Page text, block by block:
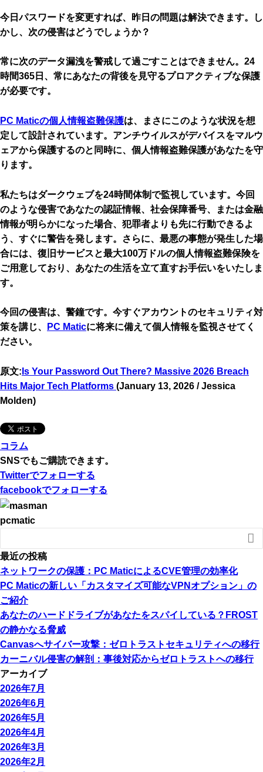
今日パスワードを変更すれば、昨日の問題は解決できます。し
かし、次の侵害はどうでしょうか？
常に次のデータ漏洩を警戒して過ごすことはできません。24
時間365日、常にあなたの背後を見守るプロアクティブな保護
が必要です。
PC Maticの個人情報盗難保護は、まさにこのような状況を想
定して設計されています。アンチウイルスがデバイスをマルウ
ェアから保護するのと同時に、個人情報盗難保護があなたを守
ります。
私たちはダークウェブを24時間体制で監視しています。今回
のような侵害であなたの認証情報、社会保障番号、または金融
情報が明らかになった場合、犯罪者よりも先に行動できるよ
う、すぐに警告を発します。さらに、最悪の事態が発生した場
合には、復旧サービスと最大100万ドルの個人情報盗難保険を
ご用意しており、あなたの生活を立て直すお手伝いをいたしま
す。
今回の侵害は、警鐘です。今すぐアカウントのセキュリティ対
策を講じ、
PC Maticに将来に備えて個人情報を監視させてく
ださい。
原文: Is Your Password Out There? Massive 2026 Breach
Hits Major Tech Platforms (January 13, 2026 / Jessica
Molden)
コラム
SNSでもご購読できます。
Twitterでフォローする
facebookでフォローする
pcmatic

最近の投稿
ネットワークの保護：PC MaticによるCVE管理の効率化
PC Maticの新しい「カスタマイズ可能なVPNオプション」の
ご紹介
あなたのハードドライブがあなたをスパイしている？FROST
の静かなる脅威
Canvasへサイバー攻撃：ゼロトラストセキュリティへの移行
カーニバル侵害の解剖：事後対応からゼロトラストへの移行
アーカイブ
2026年7月
2026年6月
2026年5月
2026年4月
2026年3月
2026年2月